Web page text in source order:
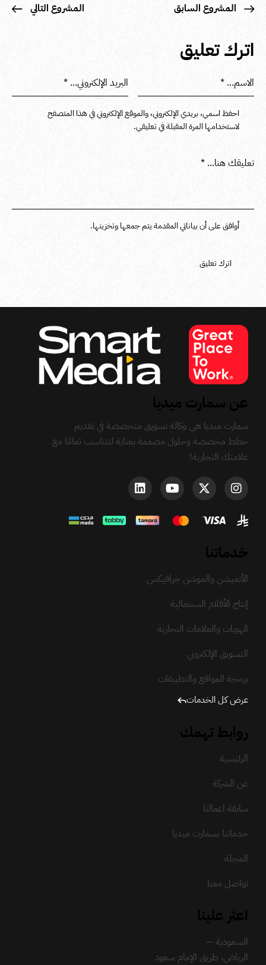
المشروع السابق المشروع التالي
اترك تعليق
احفظ اسمي، بريدي الإلكتروني، والموقع الإلكتروني في هذا المتصفح
لاستخدامها المرة المقبلة في تعليقي.
أوافق على أن بياناتي المقدمة يتم جمعها وتخزينها.
سمارت ميديا هي وكالة تسويق متخصصة في تقديم
خطط مخصصة وحلول مصممة بعناية لتتناسب تمامًا مع
علامتك التجارية!
الأنميشن والموشن جرافيكس
إنتاج الأفلام السينمائية
الهويات والعلامات التجارية
التسويق الإلكتروني
برمجة المواقع والتطبيقات
عرض كل الخدمات
الرئيسية
عن الشركة
سابقة اعمالنا
خدماتنا بسمارت ميديا
المجلة
تواصل معنا
السعودية —
الرياض، طريق الإمام سعود